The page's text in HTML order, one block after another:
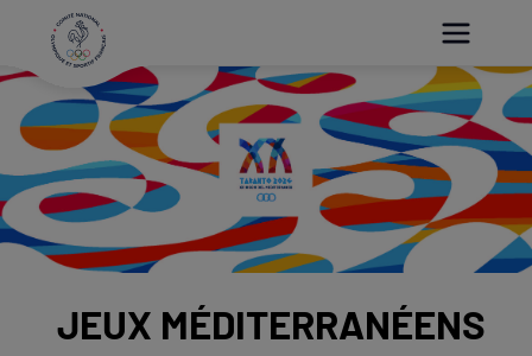
Accueil
JEUX MÉDITERRANÉENS
Paramétrer les cookies